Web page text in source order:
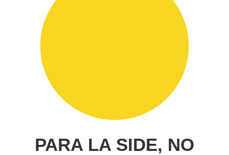
PARA LA SIDE, NO